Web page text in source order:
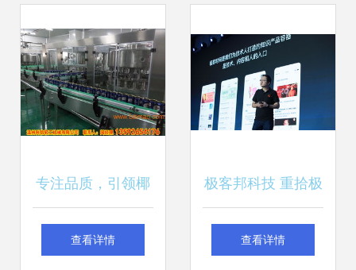
专注品质，引领椰
饮未来 椰汁饮料成
查看详情
极客邦科技 重拾极
客精神，提升技术
查看详情